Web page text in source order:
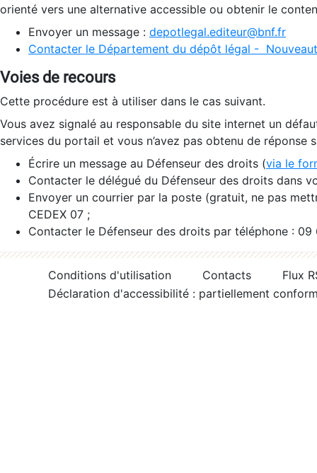
orienté vers une alternative accessible ou obtenir le
Envoyer un message : depotlegal.editeur@bnf.fr
Contacter le Département du dépôt légal -
Voies de recours
Cette procédure est à utiliser dans le cas suivant.
Vous avez signalé au responsable du site internet un
services du portail et vous n’avez pas obtenu de réponse
Écrire un message au Défenseur des droits (via le
Contacter le délégué du Défenseur des droits dans
Envoyer un courrier par la poste (gratuit, ne pas
CEDEX 07 ;
Contacter le Défenseur des droits par téléphone :
Conditions d'utilisation Contacts
Flux
Déclaration d'accessibilité : partiellement